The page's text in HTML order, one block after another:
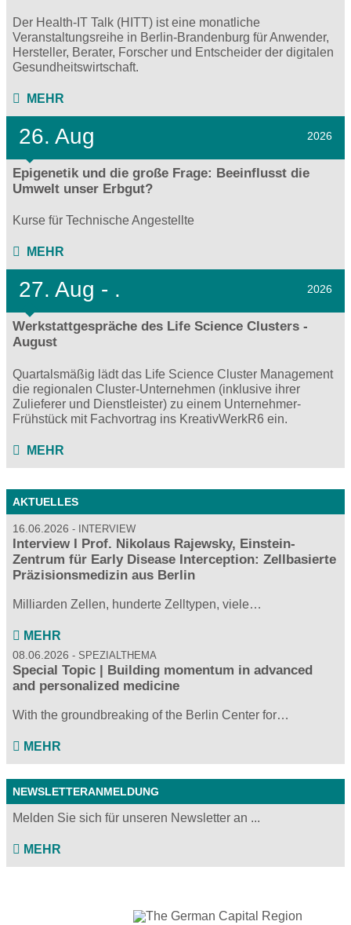
Der Health-IT Talk (HITT) ist eine monatliche
Veranstaltungsreihe in Berlin-Brandenburg für Anwender,
Hersteller, Berater, Forscher und Entscheider der digitalen
Gesundheitswirtschaft.
MEHR
26. Aug 2026
Epigenetik und die große Frage: Beeinflusst die
Umwelt unser Erbgut?
Kurse für Technische Angestellte
MEHR
27. Aug - . 2026
Werkstattgespräche des Life Science Clusters -
August
Quartalsmäßig lädt das Life Science Cluster Management
die regionalen Cluster-Unternehmen (inklusive ihrer
Zulieferer und Dienstleister) zu einem Unternehmer-
Frühstück mit Fachvortrag ins KreativWerkR6 ein.
MEHR
AKTUELLES
16.06.2026 INTERVIEW
Interview I Prof. Nikolaus Rajewsky, Einstein-
Zentrum für Early Disease Interception: Zellbasierte
Präzisionsmedizin aus Berlin
Milliarden Zellen, hunderte Zelltypen, viele…
MEHR
08.06.2026 SPEZIALTHEMA
Special Topic | Building momentum in advanced
and personalized medicine
With the groundbreaking of the Berlin Center for…
MEHR
NEWSLETTERANMELDUNG
Melden Sie sich für unseren Newsletter an ...
MEHR